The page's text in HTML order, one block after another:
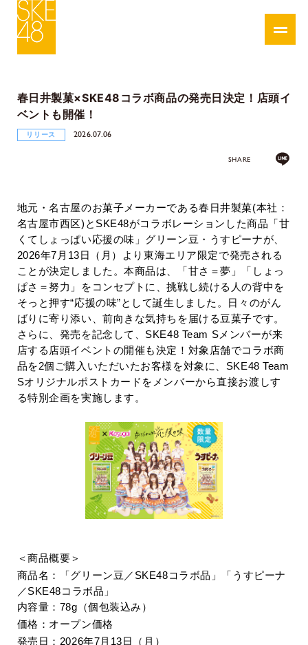
春日井製菓×SKE48コラボ商品の発売日決定！店頭イ
ベントも開催！
リリース 2026.07.06
SHARE
地元・名古屋のお菓子メーカーである春日井製菓(本社：
名古屋市西区) と SKE48がコラボレーションした商品「甘
くてしょっぱい応援の味」グリーン豆・うすピーナが、
2026年7 月 13 日（月）より東海エリア限定で発売される
ことが決定しました。本商品は、「甘さ＝夢」「しょっ
ぱさ＝努力」をコンセプトに、挑戦し続ける人の背中を
そっと押す“応援の味”として誕生しました。日々のがん
ばりに寄り添い、前向きな気持ちを届ける豆菓子です。
さらに、発売を記念して、 SKE48 Team S メンバーが来
店する店頭イベントの開催も決定！対象店舗でコラボ商
品を2個ご購入いただいたお客様を対象に、 SKE48 Team
Sオリジナルポストカードをメンバーから直接お渡しす
る特別企画を実施します。
＜商品概要＞
商品名：
「グリーン豆／ SKE48コラボ品」「うすピーナ
／SKE48コラボ品」
内容量：78g （個包装込み）
価格： オープン価格
発売日： 2026年7月 13 日（月）